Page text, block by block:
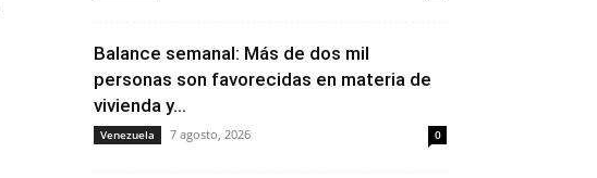
Balance semanal: Más de dos mil
personas son favorecidas en materia de
vivienda y...
Venezuela 7 agosto, 2026 0